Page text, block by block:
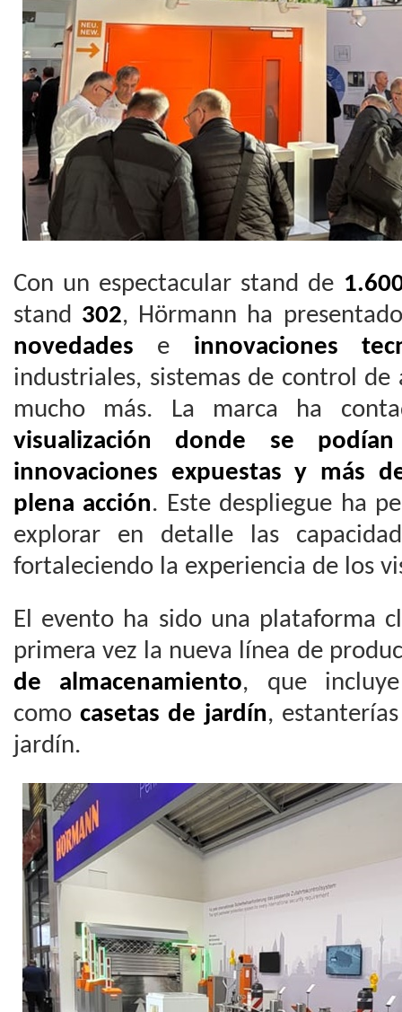
Con un espectacular stand de
stand 302, Hörmann ha
novedades e innovaciones
industriales, sistemas de control de
mucho más. La marca ha
visualización donde se
innovaciones expuestas y más
plena acción. Este despliegue ha
explorar en detalle las
fortaleciendo la experiencia de los
El evento ha sido una plataforma
primera vez la nueva línea de
de almacenamiento, que incluye
comocasetas de jardín,
jardín.